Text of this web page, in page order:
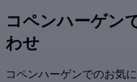
コペンハーゲン
わせ
コペンハーゲンでのお気